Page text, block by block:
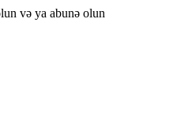
və ya abunə olun